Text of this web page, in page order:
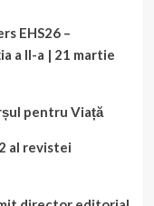
EHS26 –
a II-a | 21 martie
pentru Viață
al revistei